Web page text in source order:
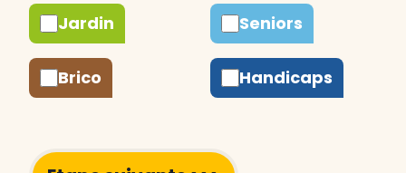
Jardin
Brico
Seniors
Handicaps